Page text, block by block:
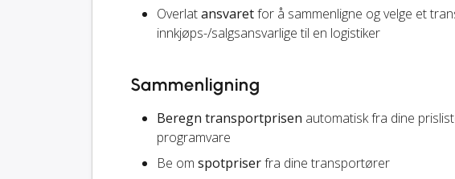
Overlatansvaretfor å sammenligne og velge et
innkjøps-/salgsansvarlige til en logistiker
Sammenligning
Beregn transportprisen automatisk fra dine
programvare
Be om spotpriserfra dine transportører